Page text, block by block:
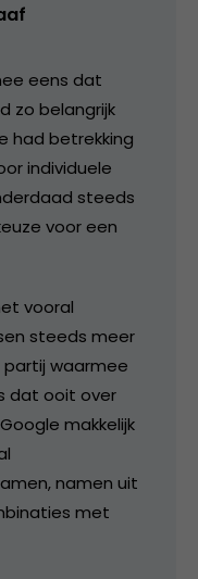
eens dat
zo belangrijk
had betrekking
individuele
steeds
voor een
vooral
steeds meer
waarmee
dat ooit over
makkelijk
namen uit
met